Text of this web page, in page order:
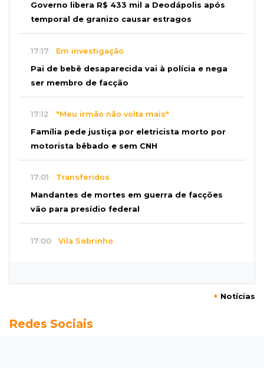
Governo libera R$ 433 mil a Deodápolis após
temporal de granizo causar estragos
17:17 Em investigação
Pai de bebê desaparecida vai à polícia e nega
ser membro de facção
17:12 "Meu irmão não volta mais"
Família pede justiça por eletricista morto por
motorista bêbado e sem CNH
17:01 Transferidos
Mandantes de mortes em guerra de facções
vão para presídio federal
17:00 Vila Sobrinho
Pet shop é recorrente na venda de cães "fake"
+ Notícias
Redes Sociais